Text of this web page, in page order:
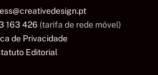
163 426 (tarifa de rede móvel)
de Privacidade
Editorial